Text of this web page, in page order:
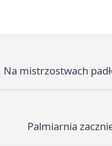
mistrzostwach
Palmiarnia